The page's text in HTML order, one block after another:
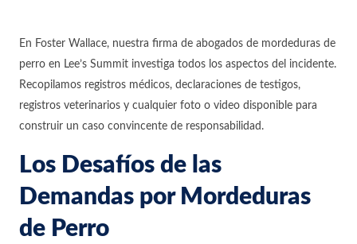
En Foster Wallace, nuestra firma de abogados de mordeduras de
perro en Lee’s Summit investiga todos los aspectos del incidente.
Recopilamos registros médicos, declaraciones de testigos,
registros veterinarios y cualquier foto o video disponible para
construir un caso convincente de responsabilidad.
Los Desafíos de las
Demandas por Mordeduras
de Perro